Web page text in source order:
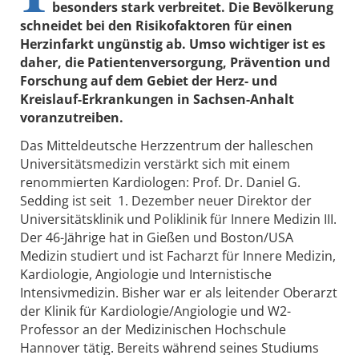
besonders stark verbreitet. Die Bevölkerung
schneidet bei den Risikofaktoren für einen
Herzinfarkt ungünstig ab. Umso wichtiger ist es
daher, die Patientenversorgung, Prävention und
Forschung auf dem Gebiet der Herz- und
Kreislauf-Erkrankungen in Sachsen-Anhalt
voranzutreiben.
Das Mitteldeutsche Herzzentrum der halleschen
Universitätsmedizin verstärkt sich mit einem
renommierten Kardiologen: Prof. Dr. Daniel G.
Sedding ist seit 1. Dezember neuer Direktor der
Universitätsklinik und Poliklinik für Innere Medizin III.
Der 46-Jährige hat in Gießen und Boston/USA
Medizin studiert und ist Facharzt für Innere Medizin,
Kardiologie, Angiologie und Internistische
Intensivmedizin. Bisher war er als leitender Oberarzt
der Klinik für Kardiologie/Angiologie und W2-
Professor an der Medizinischen Hochschule
Hannover tätig. Bereits während seines Studiums